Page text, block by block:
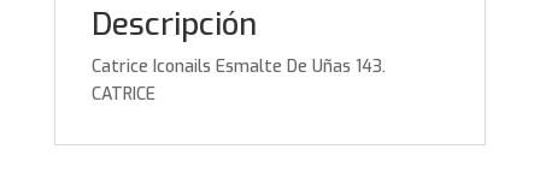
Descripción
Catrice Iconails Esmalte De Uñas 143.
CATRICE